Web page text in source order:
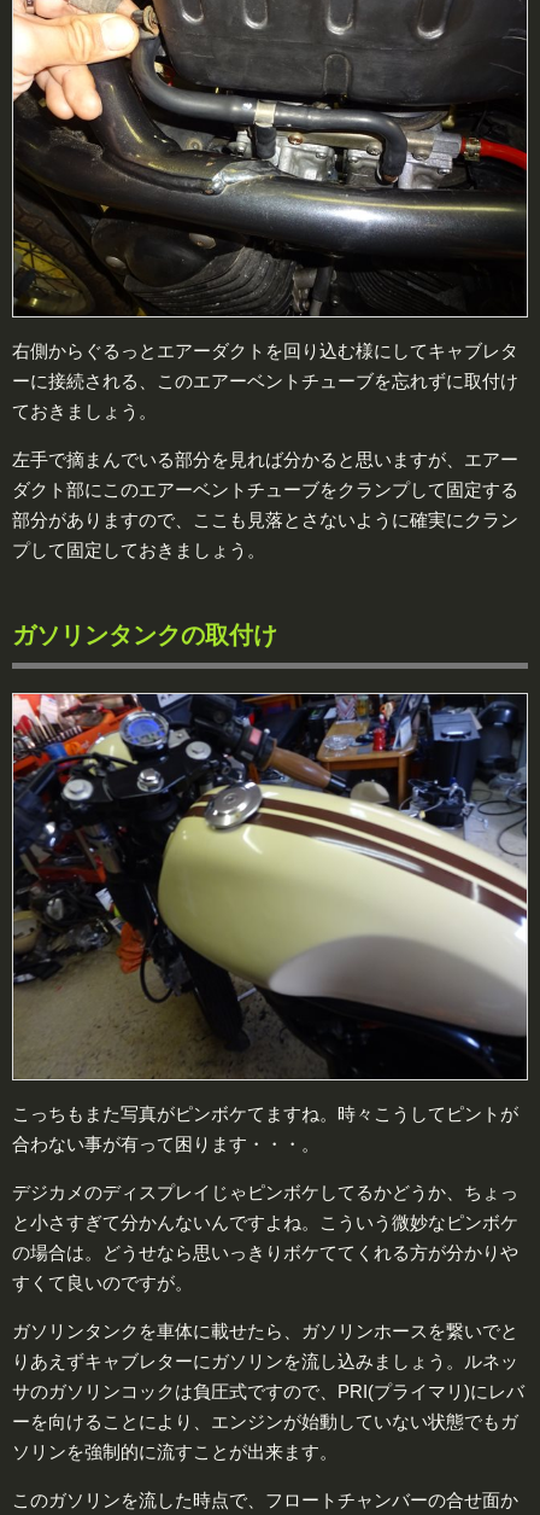
右側からぐるっとエアーダクトを回り込む様にしてキャブレタ
ーに接続される、このエアーベントチューブを忘れずに取付け
ておきましょう。
左手で摘まんでいる部分を見れば分かると思いますが、エアー
ダクト部にこのエアーベントチューブをクランプして固定する
部分がありますので、ここも見落とさないように確実にクラン
プして固定しておきましょう。
ガソリンタンクの取付け
こっちもまた写真がピンボケてますね。時々こうしてピントが
合わない事が有って困ります・・・。
デジカメのディスプレイじゃピンボケしてるかどうか、ちょっ
と小さすぎて分かんないんですよね。こういう微妙なピンボケ
の場合は。どうせなら思いっきりボケててくれる方が分かりや
すくて良いのですが。
ガソリンタンクを車体に載せたら、ガソリンホースを繋いでと
りあえずキャブレターにガソリンを流し込みましょう。ルネッ
サのガソリンコックは負圧式ですので、PRI(プライマリ)にレバ
ーを向けることにより、エンジンが始動していない状態でもガ
ソリンを強制的に流すことが出来ます。
このガソリンを流した時点で、フロートチャンバーの合せ面か